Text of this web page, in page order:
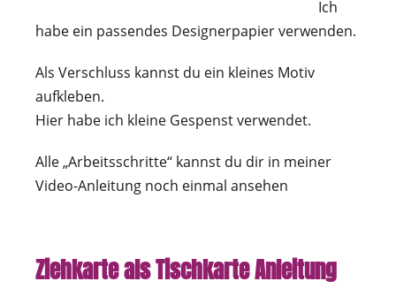
Ich
habe ein passendes Designerpapier verwenden.
Als Verschluss kannst du ein kleines Motiv
aufkleben.
Hier habe ich kleine Gespenst verwendet.
Alle „Arbeitsschritte“ kannst du dir in meiner
Video-Anleitung noch einmal ansehen
Ziehkarte als Tischkarte Anleitung